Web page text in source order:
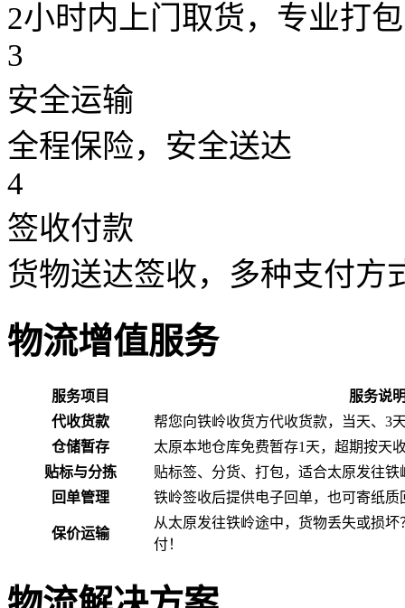
2小时内上门取货，专业打包
3
安全运输
全程保险，安全送达
4
签收付款
货物送达签收，多种支付方
物流增值服务
服务项目
服务说
代收货款
帮您向铁岭收货方代收货款，当天、3
仓储暂存
太原本地仓库免费暂存1天，超期按天
贴标与分拣
贴标签、分货、打包，适合太原发往
回单管理
铁岭签收后提供电子回单，也可寄纸质
保价运输
从太原发往铁岭途中，货物丢失或损
付！